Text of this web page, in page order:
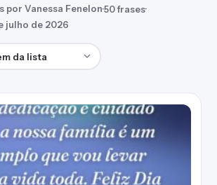
por Vanessa Fenelon·50 frases·
julho de 2026
frases